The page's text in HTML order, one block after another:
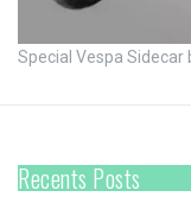
Special Vespa Sidecar
Recents Posts